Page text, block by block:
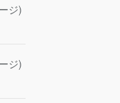
ジ)
ジ)